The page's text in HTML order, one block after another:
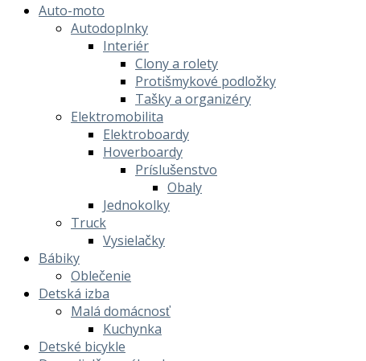
Auto-moto
Autodoplnky
Interiér
Clony a rolety
Protišmykové podložky
Tašky a organizéry
Elektromobilita
Elektroboardy
Hoverboardy
Príslušenstvo
Obaly
Jednokolky
Truck
Vysielačky
Bábiky
Oblečenie
Detská izba
Malá domácnosť
Kuchynka
Detské bicykle